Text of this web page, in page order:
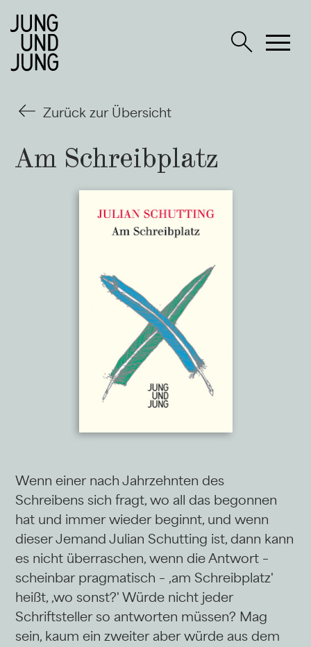
Zurück zur Übersicht
Am Schreibplatz
Wenn einer nach Jahrzehnten des
Schreibens sich fragt, wo all das begonnen
hat und immer wieder beginnt, und wenn
dieser Jemand Julian Schutting ist, dann kann
es nicht überraschen, wenn die Antwort –
scheinbar pragmatisch – ‚am Schreibplatz'
heißt, ‚wo sonst?' Würde nicht jeder
Schriftsteller so antworten müssen? Mag
sein, kaum ein zweiter aber würde aus dem